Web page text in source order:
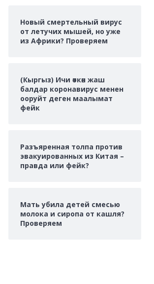
Новый смертельный вирус
от летучих мышей, но уже
из Африки? Проверяем
(Кыргыз) Ичи өткөн жаш
балдар коронавирус менен
ооруйт деген маалымат
фейк
Разъяренная толпа против
эвакуированных из Китая –
правда или фейк?
Мать убила детей смесью
молока и сиропа от кашля?
Проверяем